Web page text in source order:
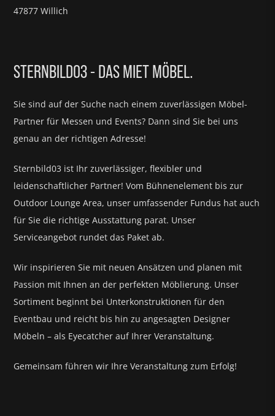
47877 Willich
STERNBILD03 - DAS MIET MÖBEL.
Sie sind auf der Suche nach einem zuverlässigen Möbel-
Partner für Messen und Events? Dann sind Sie bei uns
genau an der richtigen Adresse!
Sternbild03 ist Ihr zuverlässiger, flexibler und
leidenschaftlicher Partner! Vom Bühnenelement bis zur
Outdoor Lounge Area, unser umfassender Fundus hat auch
für Sie die richtige Ausstattung parat. Unser
Serviceangebot rundet das Paket ab.
Wir inspirieren Sie mit neuen Ansätzen und planen mit
Passion mit Ihnen an der perfekten Möblierung. Unser
Sortiment beginnt bei Unterkonstruktionen für den
Eventbau und reicht bis hin zu angesagten Designer
Möbeln – als Eyecatcher auf Ihrer Veranstaltung.
Gemeinsam führen wir Ihre Veranstaltung zum Erfolg!